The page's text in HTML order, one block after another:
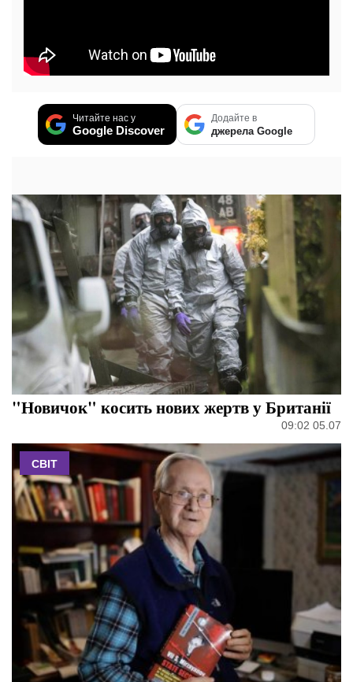
Читайте нас у
Google Discover
Додайте в
джерела Google
"Новичок" косить нових жертв у Британії
09:02 05.07
СВІТ